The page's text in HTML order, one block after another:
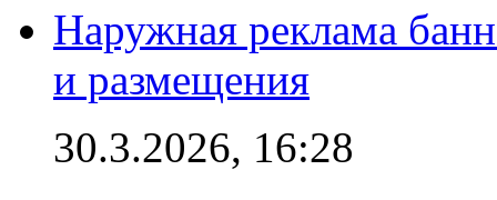
Наружная реклама
и размещения
30.3.2026, 16:28